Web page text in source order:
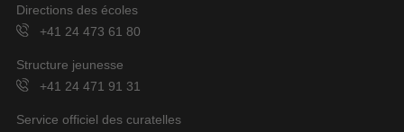
Directions des écoles
+41 24 473 61 80
Structure jeunesse
+41 24 471 91 31
Service officiel des curatelles